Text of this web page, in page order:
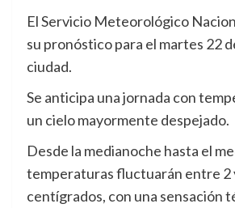
El Servicio Meteorológico
su pronóstico para el martes 22
ciudad.
Se anticipa una jornada con
un cielo mayormente despejado.
Desde la medianoche hasta el
temperaturas fluctuarán entre 2
centígrados, con una sensación